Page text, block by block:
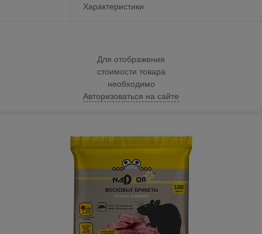
Характеристики
Для отображения
стоимости товара
необходимо
Авторизоваться на сайте